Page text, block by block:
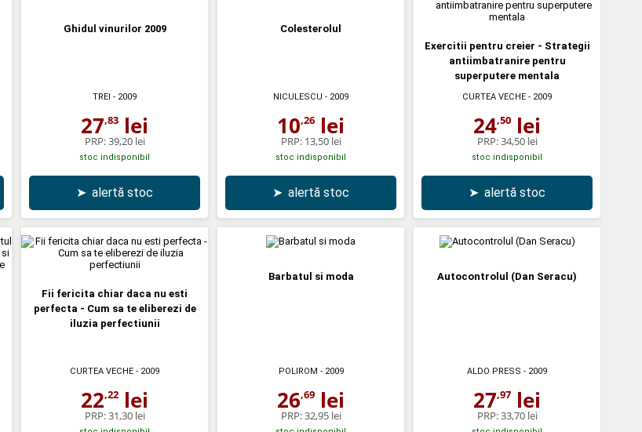
Ghidul vinurilor 2009
TREI - 2009
27,83 lei
PRP:39,20 lei
stoc indisponibil
➤ alertă stoc
Colesterolul
NICULESCU - 2009
10,26 lei
PRP: 13,50 lei
stoc indisponibil
➤ alertă stoc
Exercitii pentru creier - Strategii
antiimbatranire pentru
superputere mentala
CURTEA VECHE - 2009
24,50 lei
PRP:34,50 lei
stoc indisponibil
➤ alertă stoc
Fii fericita chiar daca nu esti
perfecta - Cum sa te eliberezi de
iluzia perfectiunii
CURTEA VECHE - 2009
22,22 lei
PRP:31,30 lei
Barbatul si moda
POLIROM - 2009
26,69 lei
PRP:32,95 lei
Autocontrolul (Dan Seracu)
ALDO PRESS - 2009
27,97 lei
PRP:33,70 lei